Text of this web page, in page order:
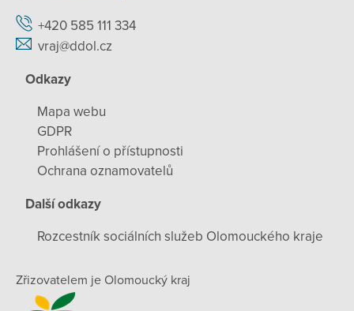
+420 585 111 334
vraj@ddol.cz
Odkazy
Mapa webu
GDPR
Prohlášení o přístupnosti
Ochrana oznamovatelů
Další odkazy
Rozcestník sociálních služeb Olomouckého kraje
Zřizovatelem je Olomoucký kraj